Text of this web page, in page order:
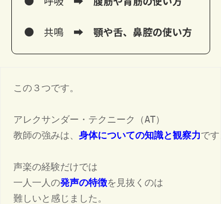
● 共鳴 ➡ 顎や舌、鼻腔の使い方
この３つです。
アレクサンダー・テクニーク（AT）
教師の強みは、身体についての知識と観察力で
声楽の経験だけでは
一人一人の発声の特徴を見抜くのは
難しいと感じました。